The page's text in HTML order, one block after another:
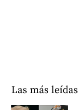
Las más leídas